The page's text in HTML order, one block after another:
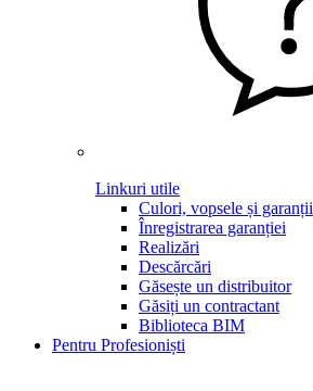
Linkuri utile
Culori, vopsele și garanții
Înregistrarea garanției
Realizări
Descărcări
Găsește un distribuitor
Găsiți un contractant
Biblioteca BIM
Pentru Profesioniști